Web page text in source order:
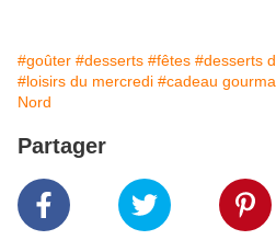
#goûter #desserts #fêtes #desserts
#loisirs du mercredi #cadeau
Nord
Partager